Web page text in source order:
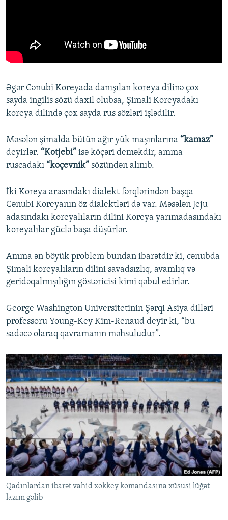
Əgər Cənubi Koreyada danışılan koreya dilinə çox
sayda ingilis sözü daxil olubsa, Şimali Koreyadakı
koreya dilində çox sayda rus sözləri işlədilir.
Məsələn şimalda bütün ağır yük maşınlarına “kamaz”
deyirlər. “Kotjebi” isə köçəri deməkdir, amma
ruscadakı “koçevnik” sözündən alınıb.
İki Koreya arasındakı dialekt fərqlərindən başqa
Cənubi Koreyanın öz dialektləri də var. Məsələn Jeju
adasındakı koreyalıların dilini Koreya yarımadasındakı
koreyalılar güclə başa düşürlər.
Amma ən böyük problem bundan ibarətdir ki, cənubda
Şimali koreyalıların dilini savadsızlıq, avamlıq və
geridəqalmışılığın göstəricisi kimi qəbul edirlər.
George Washington Universitetinin Şərqi Asiya dilləri
professoru Young-Key Kim-Renaud deyir ki, “bu
sadəcə olaraq qavramanın məhsuludur”.
Qadınlardan ibarət vahid xokkey komandasına xüsusi lüğət
lazım gəlib